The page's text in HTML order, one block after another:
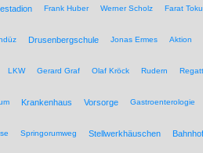
Frank Huber Werner Scholz Farat Toku
Drusenbergschule Jonas Ermes Aktion
LKW Gerard Graf Olaf Kröck Rudern
Krankenhaus Vorsorge Gastroenterologie
Springorumweg Stellwerkhäuschen